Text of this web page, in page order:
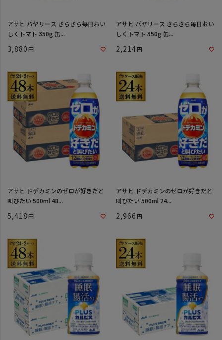
アサヒ バヤリース さらさら毎日おい
しくトマト 350g 缶...
3,880
アサヒ バヤリース さらさら毎日おい
しくトマト 350g 缶...
2,214
アサヒ ドデカミンのゼロが好きだと
叫びたい 500ml 48...
5,418
アサヒ ドデカミンのゼロが好きだと
叫びたい 500ml 24...
2,966